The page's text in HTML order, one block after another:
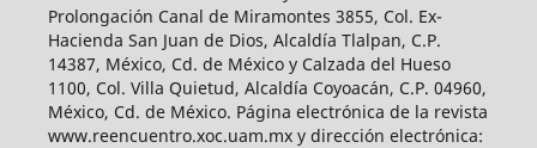
Prolongación Canal de Miramontes 3855, Col. Ex-
Hacienda San Juan de Dios, Alcaldía Tlalpan, C.P.
14387, México, Cd. de México y Calzada del Hueso
1100, Col. Villa Quietud, Alcaldía Coyoacán, C.P. 04960,
México, Cd. de México. Página electrónica de la revista
www.reencuentro.xoc.uam.mx y dirección electrónica: